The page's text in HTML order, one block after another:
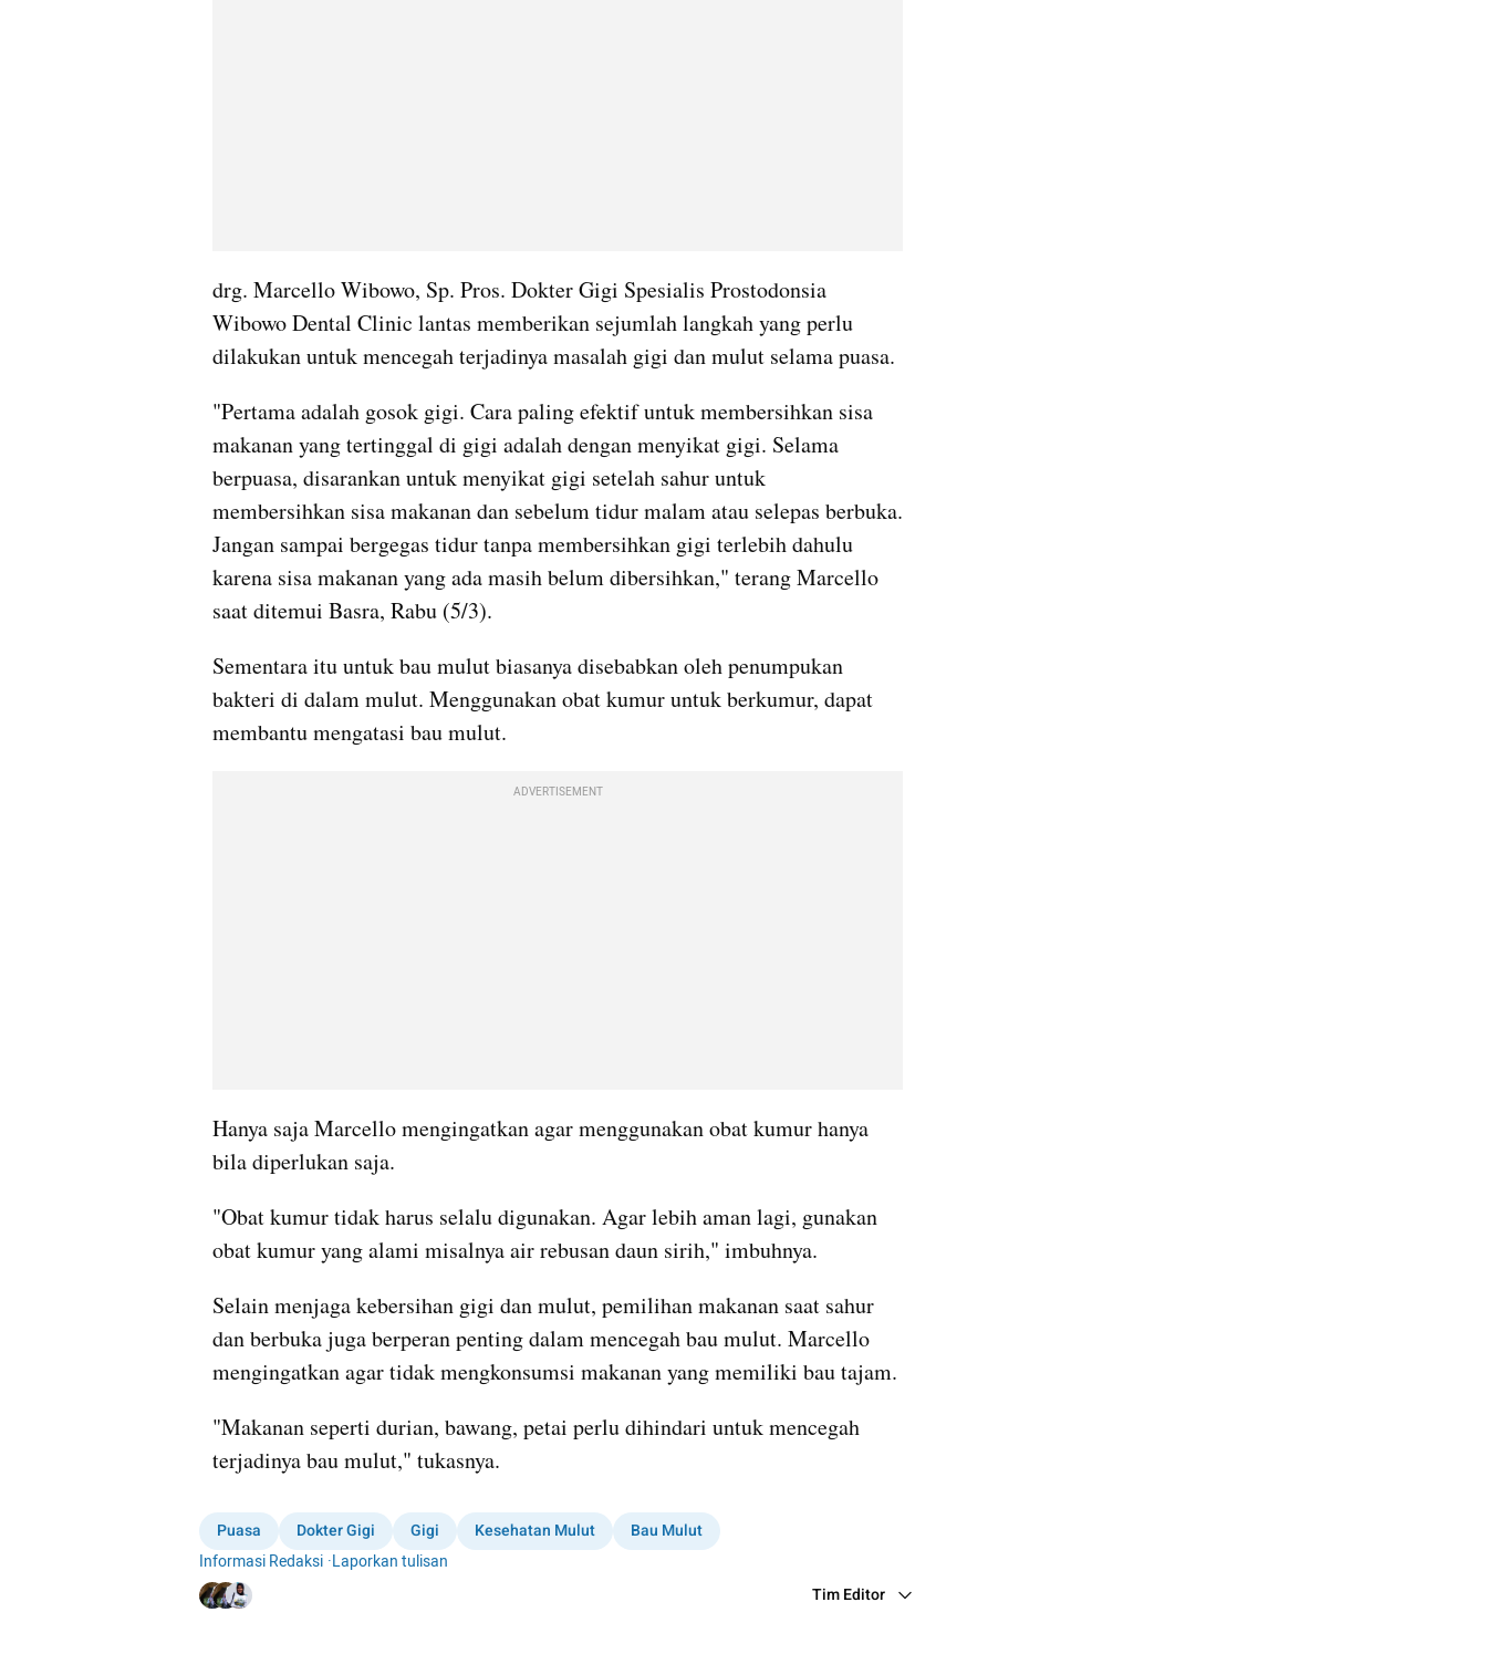
drg. Marcello Wibowo, Sp. Pros. Dokter Gigi Spesialis Prostodonsia
Wibowo Dental Clinic lantas memberikan sejumlah langkah yang perlu
dilakukan untuk mencegah terjadinya masalah gigi dan mulut selama puasa.
"Pertama adalah gosok gigi. Cara paling efektif untuk membersihkan sisa
makanan yang tertinggal di gigi adalah dengan menyikat gigi. Selama
berpuasa, disarankan untuk menyikat gigi setelah sahur untuk
membersihkan sisa makanan dan sebelum tidur malam atau selepas berbuka.
Jangan sampai bergegas tidur tanpa membersihkan gigi terlebih dahulu
karena sisa makanan yang ada masih belum dibersihkan," terang Marcello
saat ditemui Basra, Rabu (5/3).
Sementara itu untuk bau mulut biasanya disebabkan oleh penumpukan
bakteri di dalam mulut. Menggunakan obat kumur untuk berkumur, dapat
membantu mengatasi bau mulut.
ADVERTISEMENT
Hanya saja Marcello mengingatkan agar menggunakan obat kumur hanya
bila diperlukan saja.
"Obat kumur tidak harus selalu digunakan. Agar lebih aman lagi, gunakan
obat kumur yang alami misalnya air rebusan daun sirih," imbuhnya.
Selain menjaga kebersihan gigi dan mulut, pemilihan makanan saat sahur
dan berbuka juga berperan penting dalam mencegah bau mulut. Marcello
mengingatkan agar tidak mengkonsumsi makanan yang memiliki bau tajam.
"Makanan seperti durian, bawang, petai perlu dihindari untuk mencegah
terjadinya bau mulut," tukasnya.
Puasa Dokter Gigi Gigi Kesehatan Mulut
Bau Mulut
Informasi Redaksi ·Laporkan tulisan
Tim Editor